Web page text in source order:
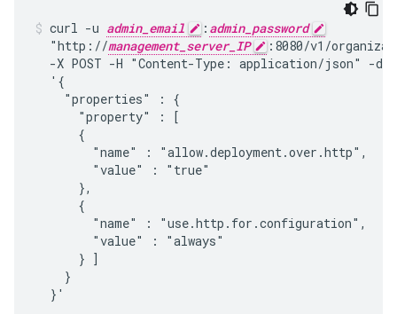
curl -u admin_email : admin_password
  "http://
management_server_IP
:8080/v1/
  -X POST -H "Content-Type: application/json" -d
  '{
    "properties" : {
      "property" : [
      {
        "name" : "allow.deployment.over.http",
        "value" : "true"
      },
      {
        "name" : "use.http.for.configuration",
        "value" : "always"
      } ]
    }
  }'